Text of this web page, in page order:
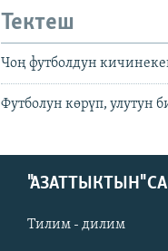
Тектеш
Чоң футболдун
Футболун көрүп, улутун
"АЗАТТЫКТЫН"
Тилим - дилим